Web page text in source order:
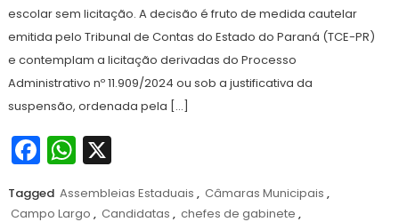
escolar sem licitação. A decisão é fruto de medida cautelar
emitida pelo Tribunal de Contas do Estado do Paraná (TCE-PR)
e contemplam a licitação derivadas do Processo
Administrativo nº 11.909/2024 ou sob a justificativa da
suspensão, ordenada pela […]
Facebook
WhatsApp
X
Tagged Assembleias Estaduais , Câmaras Municipais ,
Campo Largo , Candidatas , chefes de gabinete ,